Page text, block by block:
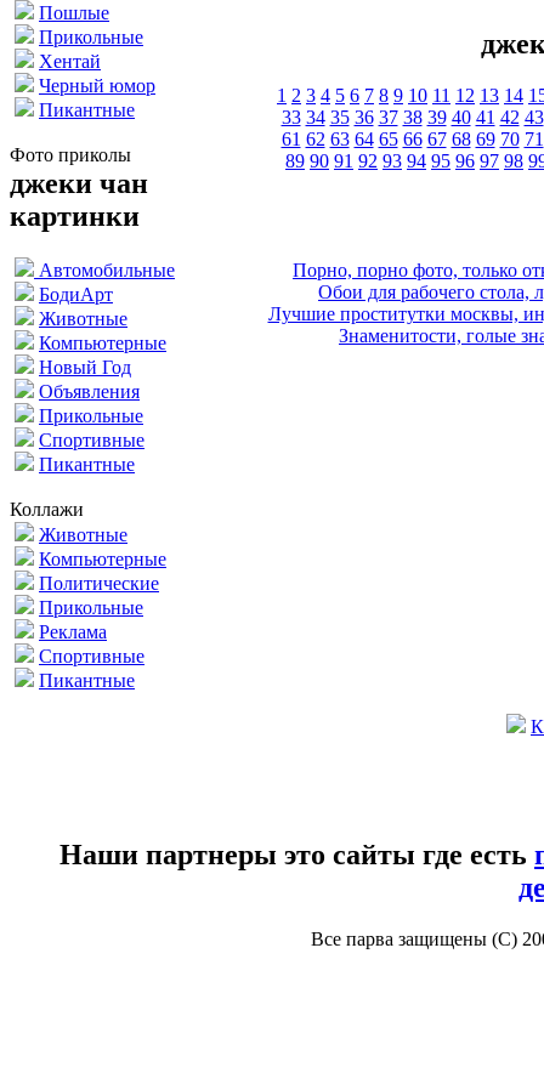
Пошлые
Прикольные
Хентай
Черный юмор
Пикантные
Фото приколы
джеки чан
картинки
Автомобильные
БодиАрт
Животные
Компьютерные
Новый Год
Объявления
Прикольные
Спортивные
Пикантные
Коллажи
Животные
Компьютерные
Политические
Прикольные
Реклама
Спортивные
Пикантные
1 2 3 4 5 6 7 8 9 10 11 12 13 14
33 34 35 36 37 38 39 40 41 42 43
61 62 63 64 65 66 67 68 69 70 71
89 90 91 92 93 94 95 96 97 98
Порно, порно фото, только
Обои для рабочего стола,
Лучшие проститутки москвы,
Знаменитости, голые
Наши партнеры это сайты где есть
Все парва защищены (С)